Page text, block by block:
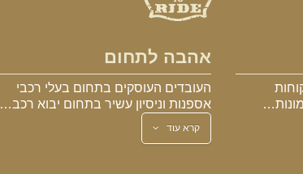
אהבה לתחום
העובדים העוסקים בתחום בעלי רכבי
אספנות וניסיון עשיר בתחום יבוא רכב…
קרא עוד